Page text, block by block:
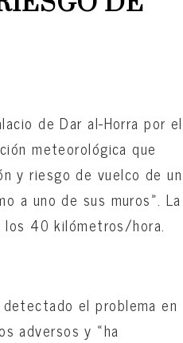
de Dar al-Horra por el
meteorológica que
y riesgo de vuelco de un
a uno de sus muros». La
los 40 kilómetros/hora.
el problema en
adversos y «ha